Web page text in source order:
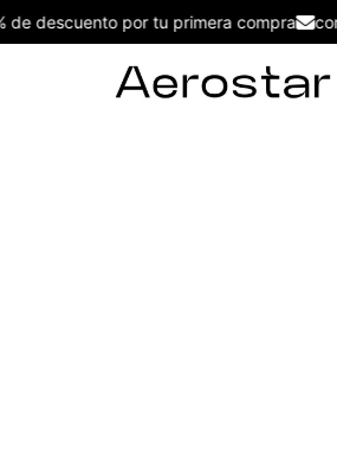
5% de descuento por tu primera compra